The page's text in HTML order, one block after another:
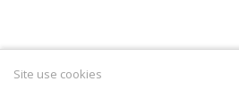
Site use cookies